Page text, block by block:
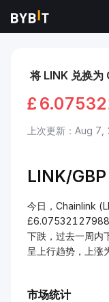
市场 Chainlink 价格
将 LINK 兑换为
£
上次更新：Aug
LINK/
今日，Chainlink
下跌，过去一周
呈上行趋势，上涨
市场统计